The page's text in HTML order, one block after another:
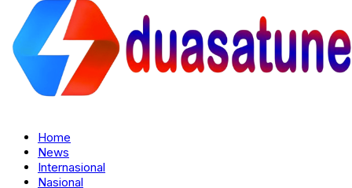
Home
News
Internasional
Nasional